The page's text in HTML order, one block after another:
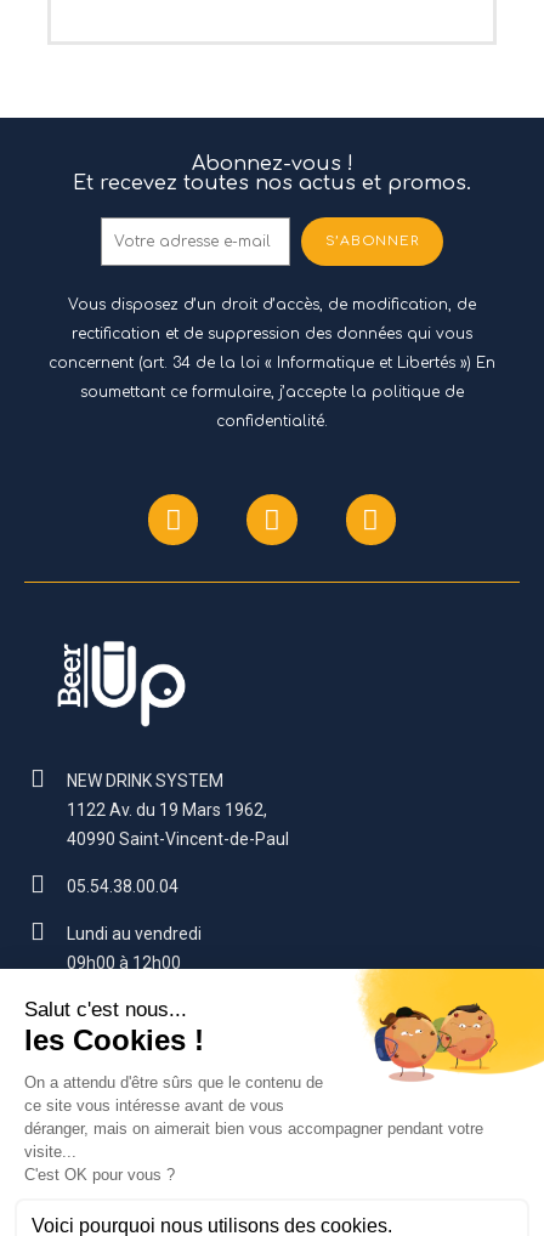
Abonnez-vous !
Et recevez toutes nos actus et promos.
S’ABONNER
Vous disposez d’un droit d’accès, de modification, de
rectification et de suppression des données qui vous
concernent (art. 34 de la loi « Informatique et Libertés ») En
soumettant ce formulaire, j’accepte la politique de
confidentialité.
NEW DRINK SYSTEM
1122 Av. du 19 Mars 1962,
40990 Saint-Vincent-de-Paul
05.54.38.00.04
Lundi au vendredi
09h00 à 12h00
contact@beerup.fr
VOTRE COMPTE
SERVICES CLIENTS
NOS PRODUITS